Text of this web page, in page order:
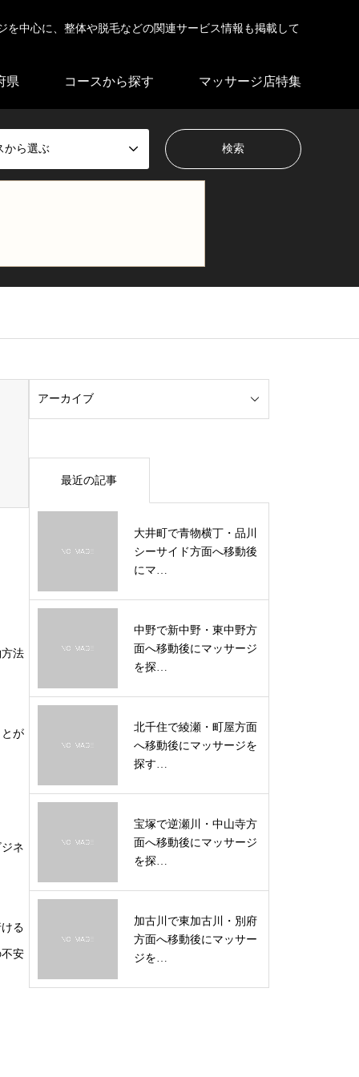
中心に、整体や脱毛などの関連サービス情報も掲載して
県 コースから探す マッサージ店特集
から選ぶ
法
が
ネ
る
安
最近の記事
大井町で青物横丁・品川
シーサイド方面へ移動後
にマ…
中野で新中野・東中野方
面へ移動後にマッサージ
を探…
北千住で綾瀬・町屋方面
へ移動後にマッサージを
探す…
宝塚で逆瀬川・中山寺方
面へ移動後にマッサージ
を探…
加古川で東加古川・別府
方面へ移動後にマッサー
ジを…